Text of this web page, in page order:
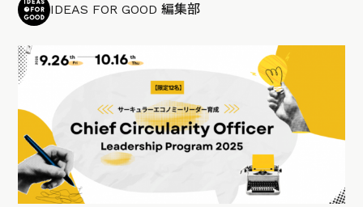
IDEAS FOR GOOD 編集部